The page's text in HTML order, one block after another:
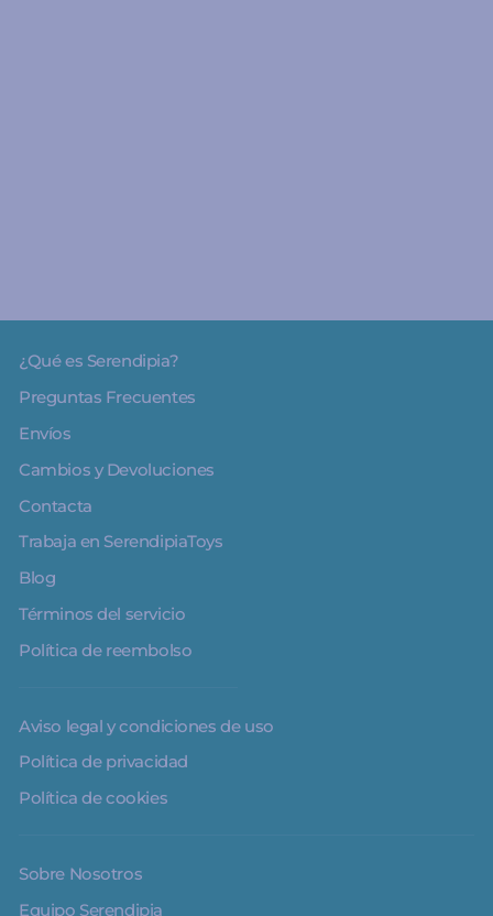
¿Qué es Serendipia?
Preguntas Frecuentes
Envíos
Cambios y Devoluciones
Contacta
Trabaja en SerendipiaToys
Blog
Términos del servicio
Política de reembolso
Aviso legal y condiciones de uso
Política de privacidad
Política de cookies
Sobre Nosotros
Equipo Serendipia